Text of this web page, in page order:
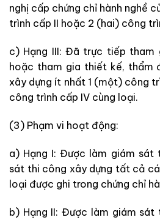
nghị cấp chứng chỉ hành nghề
trình cấp II hoặc 2 (hai) công
c) Hạng III: Đã trực tiếp tham
hoặc tham gia thiết kế, thẩm
xây dựng ít nhất 1 (một) công
công trình cấp IV cùng loại.
(3) Phạm vi hoạt động:
a) Hạng I: Được làm giám sát
sát thi công xây dựng tất cả
loại được ghi trong chứng chỉ
b) Hạng II: Được làm giám